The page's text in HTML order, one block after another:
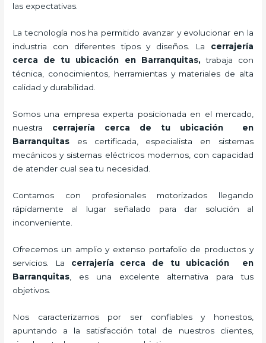
las expectativas.
La tecnología nos ha permitido avanzar y evolucionar en la
industria con diferentes tipos y diseños. La cerrajería
cerca de tu ubicación en Barranquitas,trabaja con
técnica, conocimientos, herramientas y materiales de alta
calidad y durabilidad.
Somos una empresa experta posicionada en el mercado,
nuestra cerrajería cerca de tu ubicación en
Barranquitas es certificada, especialista en sistemas
mecánicos y sistemas eléctricos modernos, con capacidad
de atender cual sea tu necesidad.
Contamos con profesionales motorizados llegando
rápidamente al lugar señalado para dar solución al
inconveniente.
Ofrecemos un amplio y extenso portafolio de productos y
servicios. La cerrajería cerca de tu ubicación en
Barranquitas , es una excelente alternativa para tus
objetivos.
Nos caracterizamos por ser confiables y honestos,
apuntando a la satisfacción total de nuestros clientes,